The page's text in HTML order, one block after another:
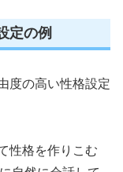
定の例
度の高い性格設定
性格を作りこむ